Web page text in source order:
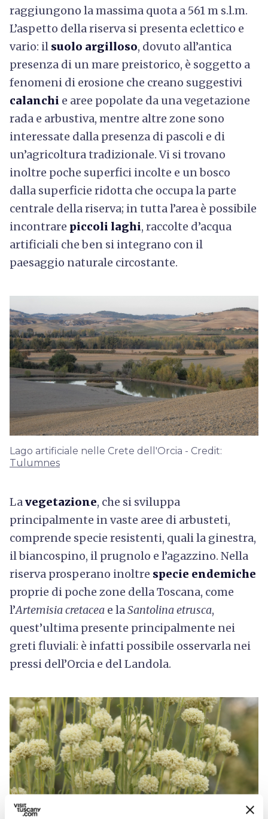
raggiungono la massima quota a 561 m s.l.m.
L’aspetto della riserva si presenta eclettico e
vario: il suolo argilloso, dovuto all’antica
presenza di un mare preistorico, è soggetto a
fenomeni di erosione che creano suggestivi
calanchi e aree popolate da una vegetazione
rada e arbustiva, mentre altre zone sono
interessate dalla presenza di pascoli e di
un’agricoltura tradizionale. Vi si trovano
inoltre poche superfici incolte e un bosco
dalla superficie ridotta che occupa la parte
centrale della riserva; in tutta l’area è possibile
incontrare piccoli laghi, raccolte d’acqua
artificiali che ben si integrano con il
paesaggio naturale circostante.
Lago artificiale nelle Crete dell'Orcia - Credit:
Tulumnes
Lavegetazione, che si sviluppa
principalmente in vaste aree di arbusteti,
comprende specie resistenti, quali la ginestra,
il biancospino, il prugnolo e l’agazzino. Nella
riserva prosperano inoltre specie endemiche
proprie di poche zone della Toscana, come
l’Artemisia cretacea e laSantolina etrusca,
quest’ultima presente principalmente nei
greti fluviali: è infatti possibile osservarla nei
pressi dell’Orcia e del Landola.